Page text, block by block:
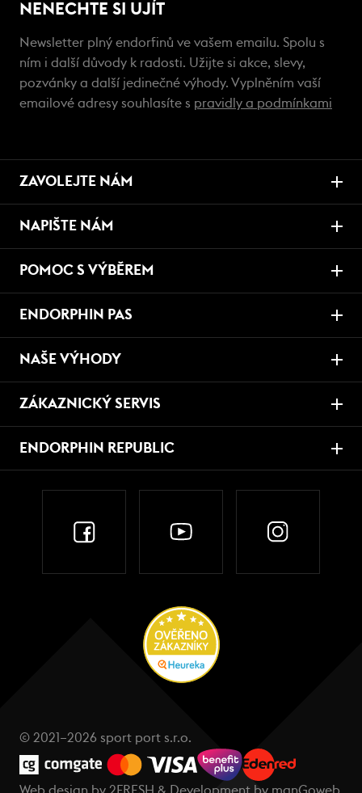
NENECHTE SI UJÍT
Newsletter plný endorfinů ve vašem emailu. Spolu s
ním i další důvody k radosti. Užijte si akce, slevy,
pozvánky a další jedinečné výhody. Vyplněním vaší
emailové adresy souhlasíte s pravidly a podmínkami
ZAVOLEJTE NÁM
NAPIŠTE NÁM
POMOC S VÝBĚREM
ENDORPHIN PAS
NAŠE VÝHODY
ZÁKAZNICKÝ SERVIS
ENDORPHIN REPUBLIC
© 2021–2026 sport port s.r.o.